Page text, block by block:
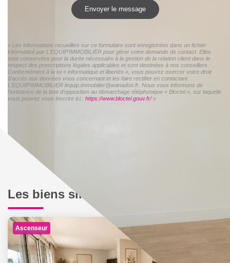
Envoyer le message
« Les informations recueillies sur ce formulaire sont enregistrées dans un fichier
informatisé par L'EQUIP'IMMOBILIER pour gérer votre demande de contact. Elles
sont conservées pour la durée nécessaire à la gestion de la relation client dans le
respect des prescriptions légales applicables et sont destinées à nos conseillers
Conformément à la loi « informatique et libertés », vous pouvez exercer votre droit
d'accès aux données vous concernant et les faire rectifier en contactant
L'EQUIP'IMMOBILIER lequip.immobilier@wanadoo.fr. Nous vous informons de
l'existence de la liste d'opposition au démarchage téléphonique « Bloctel », sur laquelle
vous pouvez vous inscrire ici : https://www.bloctel.gouv.fr/»
Les biens similaires
Ascenseur